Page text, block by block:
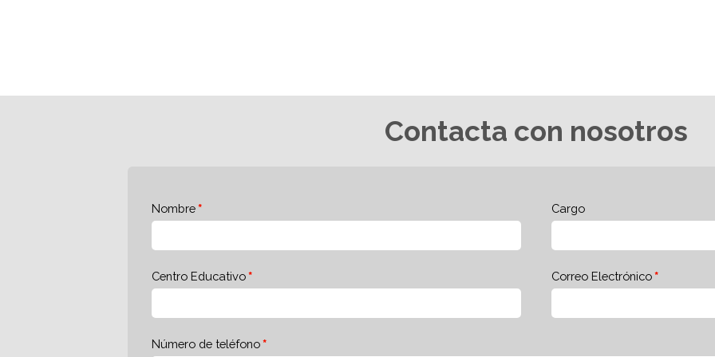
Contacta con nosotros
Nombre Cargo
Centro Educativo Correo Electrónico
Número de teléfono